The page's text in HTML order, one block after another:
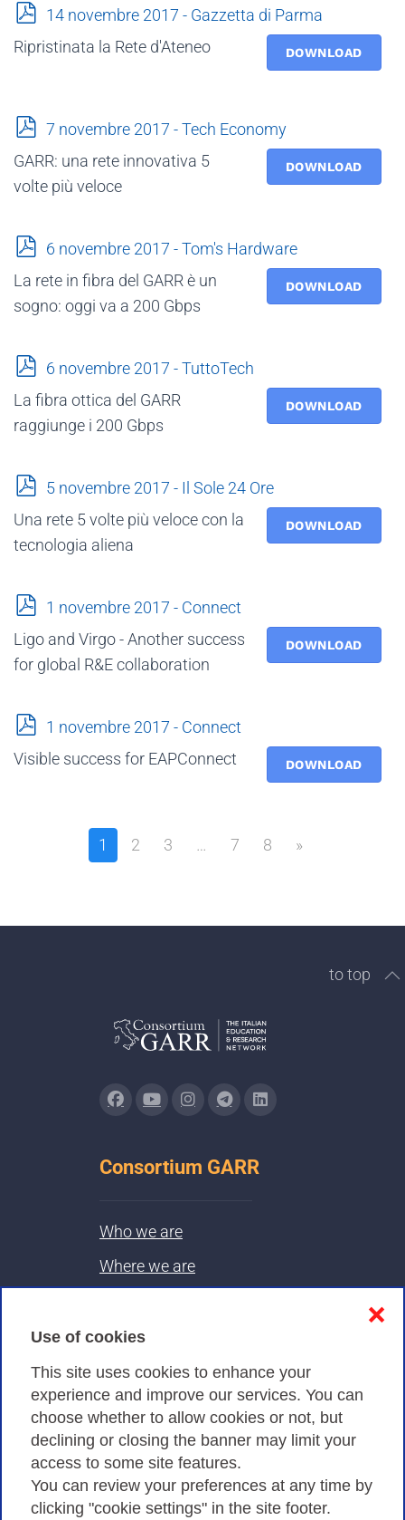
Use of cookies
This site uses cookies to enhance your
experience and improve our services. You can
choose whether to allow cookies or not, but
declining or closing the banner may limit your
access to some site features.
You can review your preferences at any time by
clicking "cookie settings" in the site footer.
❌
p
f
14 novembre 2017 - Gazzetta di Parma
DOWNLOAD
Ripristinata la Rete d'Ateneo
p
f
7 novembre 2017 - Tech Economy
DOWNLOAD
GARR: una rete innovativa 5
volte più veloce
p
f
6 novembre 2017 - Tom's Hardware
DOWNLOAD
La rete in fibra del GARR è un
sogno: oggi va a 200 Gbps
p
f
6 novembre 2017 - TuttoTech
DOWNLOAD
La fibra ottica del GARR
raggiunge i 200 Gbps
p
f
5 novembre 2017 - Il Sole 24 Ore
DOWNLOAD
Una rete 5 volte più veloce con la
tecnologia aliena
p
f
1 novembre 2017 - Connect
DOWNLOAD
Ligo and Virgo - Another success
for global R&E collaboration
p
f
1 novembre 2017 - Connect
DOWNLOAD
Visible success for EAPConnect
1 2 3 … 7 8 »
to top
Consortium GARR
Who we are
Where we are
Privacy
Privacy Policy
Cookies Policy
Amministrazione trasparente